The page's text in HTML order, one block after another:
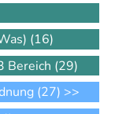
(16)
Bereich (29)
(27) >>